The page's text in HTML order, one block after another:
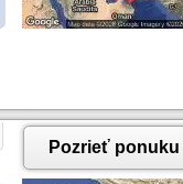
Pozrieť ponuku